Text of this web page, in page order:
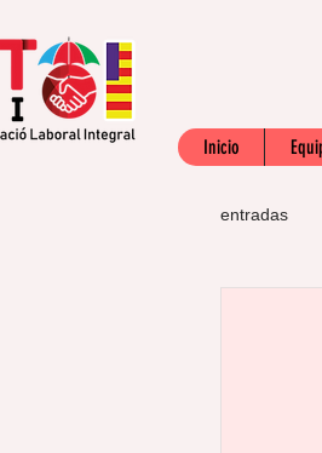
Inicio
entradas